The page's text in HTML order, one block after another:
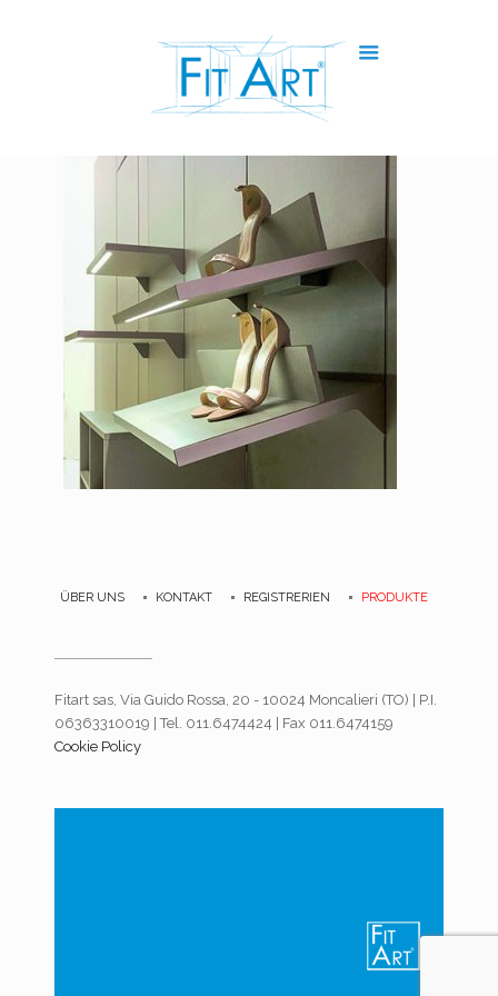
ÜBER UNS KONTAKT REGISTRERIEN PRODUKTE
Fitart sas, Via Guido Rossa, 20 - 10024 Moncalieri (TO) | P.I.
06363310019 | Tel. 011.6474424 | Fax 011.6474159
Cookie Policy